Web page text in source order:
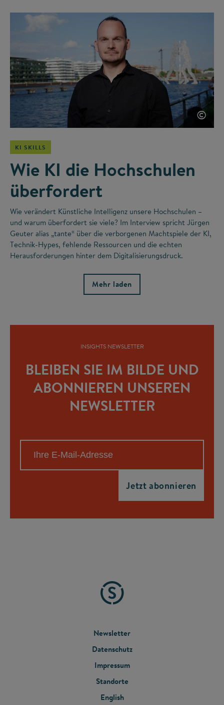
©
KI SKILLS
Wie KI die Hochschulen
überfordert
Wie verändert Künstliche Intelligenz unsere Hochschulen –
und warum überfordert sie viele? Im Interview spricht Jürgen
Geuter alias „tante“ über die verborgenen Machtspiele der KI,
Technik-Hypes, fehlende Ressourcen und die echten
Herausforderungen hinter dem Digitalisierungsdruck.
Mehr laden
INSIGHTS NEWSLETTER
BLEIBEN SIE IM BILDE UND
ABONNIEREN UNSEREN
NEWSLETTER
FOOTER
MENU
Newsletter
Datenschutz
Impressum
Standorte
English